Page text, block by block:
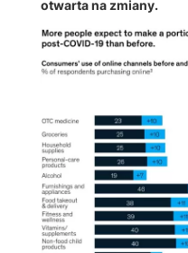
otwarta na zmiany.